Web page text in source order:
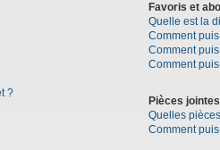
?
Favoris et
Quelle est la
Comment
Comment
Comment
Pièces jointes
Quelles
Comment